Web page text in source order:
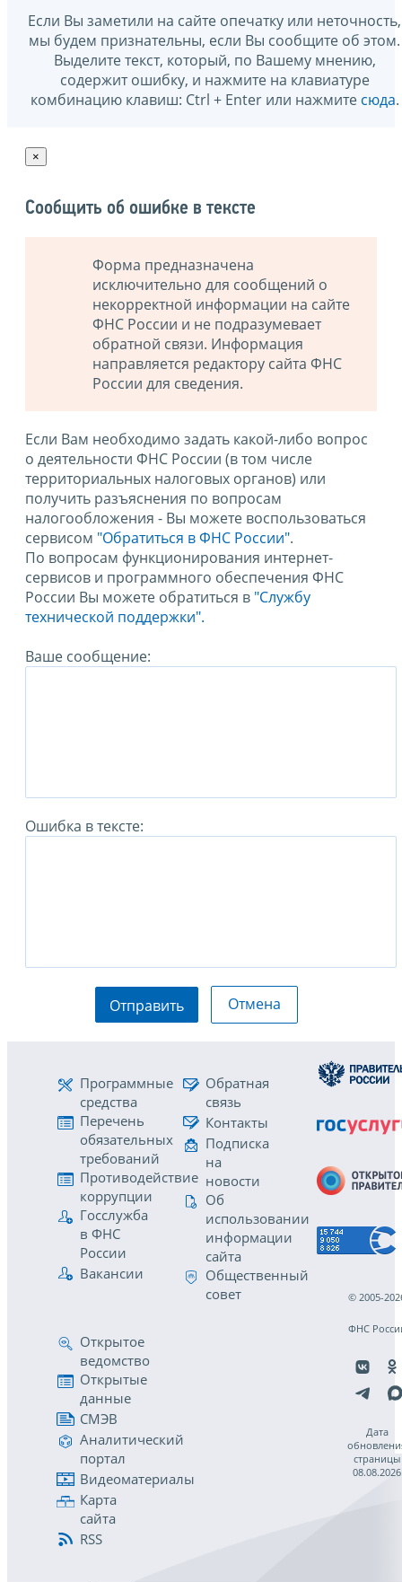
Если Вы заметили на сайте опечатку или неточность,
мы будем признательны, если Вы сообщите об этом.
Выделите текст, который, по Вашему мнению,
содержит ошибку, и нажмите на клавиатуре
комбинацию клавиш: Ctrl + Enter или нажмите сюда.
×
Сообщить об ошибке в тексте
Форма предназначена
исключительно для сообщений о
некорректной информации на сайте
ФНС России и не подразумевает
обратной связи. Информация
направляется редактору сайта ФНС
России для сведения.
Если Вам необходимо задать какой-либо вопрос
о деятельности ФНС России (в том числе
территориальных налоговых органов) или
получить разъяснения по вопросам
налогообложения - Вы можете воспользоваться
сервисом "Обратиться в ФНС России".
По вопросам функционирования интернет-
сервисов и программного обеспечения ФНС
России Вы можете обратиться в "Службу
технической поддержки".
Ваше сообщение:
Ошибка в тексте:
Отправить Отмена
Программные
средства
Перечень
обязательных
требований
Противодействие
коррупции
Госслужба
в ФНС
России
Вакансии
Обратная
связь
Контакты
Подписка
на
новости
Об
использовании
информации
сайта
Общественный
совет
Открытое
ведомство
Открытые
данные
СМЭВ
Аналитический
портал
Видеоматериалы
Карта
сайта
RSS
© 2005-
ФНС
Дата
страницы
08.08.2026